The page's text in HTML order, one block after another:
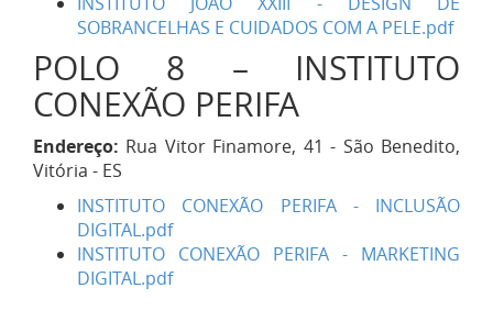
SOBRANCELHAS E CUIDADOS COM A PELE.pdf
POLO 8 – INSTITUTO
CONEXÃO PERIFA
Endereço: Rua Vitor Finamore, 41 - São Benedito,
Vitória - ES
INSTITUTO CONEXÃO PERIFA - INCLUSÃO
DIGITAL.pdf
INSTITUTO CONEXÃO PERIFA - MARKETING
DIGITAL.pdf